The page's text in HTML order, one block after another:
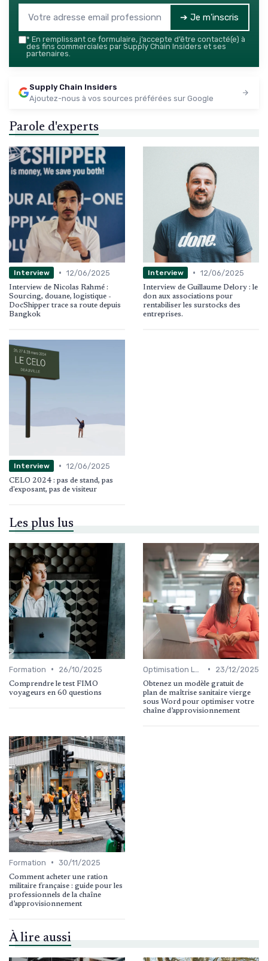
➔ Je m'inscris
* En remplissant ce formulaire, j’accepte d’être contacté(e) à
des fins commerciales par Supply Chain Insiders et ses
partenaires.
Supply Chain Insiders
Ajoutez-nous à vos sources préférées sur Google
Parole d'experts
Interview • 12/06/2025
Interview de Nicolas Rahmé :
Sourcing, douane, logistique -
DocShipper trace sa route depuis
Bangkok
Interview • 12/06/2025
Interview de Guillaume Delory : le
don aux associations pour
rentabiliser les surstocks des
entreprises.
Interview • 12/06/2025
CELO 2024 : pas de stand, pas
d'exposant, pas de visiteur
Les plus lus
Formation • 26/10/2025
Comprendre le test FIMO
voyageurs en 60 questions
• 23/12/2025
Obtenez un modèle gratuit de
plan de maîtrise sanitaire vierge
sous Word pour optimiser votre
chaîne d’approvisionnement
Formation • 30/11/2025
Comment acheter une ration
militaire française : guide pour les
professionnels de la chaîne
d’approvisionnement
À lire aussi